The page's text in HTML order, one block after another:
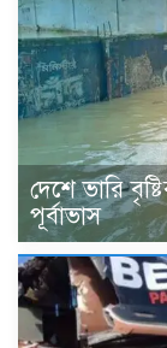
দেশে ভারি
পূর্বাভাস